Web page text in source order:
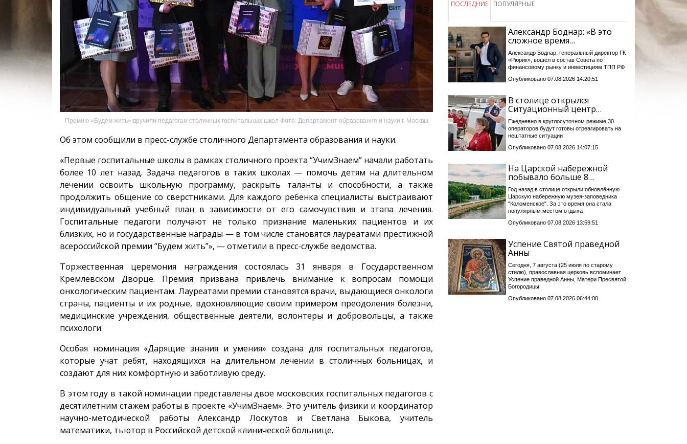
Премию «Будем жить» вручили педагогам столичных госпитальных школ Фото: Департамент образования и науки г. Москвы
Об этом сообщили в пресс-службе столичного Департамента образования и науки.
«Первые госпитальные школы в рамках столичного проекта “УчимЗнаем” начали работать
более 10 лет назад. Задача педагогов в таких школах — помочь детям на длительном
лечении освоить школьную программу, раскрыть таланты и способности, а также
продолжить общение со сверстниками. Для каждого ребенка специалисты выстраивают
индивидуальный учебный план в зависимости от его самочувствия и этапа лечения.
Госпитальные педагоги получают не только признание маленьких пациентов и их
близких, но и государственные награды — в том числе становятся лауреатами престижной
всероссийской премии “Будем жить”», — отметили в пресс-службе ведомства.
Торжественная церемония награждения состоялась 31 января в Государственном
Кремлевском Дворце. Премия призвана привлечь внимание к вопросам помощи
онкологическим пациентам. Лауреатами премии становятся врачи, выдающиеся онкологи
страны, пациенты и их родные, вдохновляющие своим примером преодоления болезни,
медицинские учреждения, общественные деятели, волонтеры и добровольцы, а также
психологи.
Особая номинация «Дарящие знания и умения» создана для госпитальных педагогов,
которые учат ребят, находящихся на длительном лечении в столичных больницах, и
создают для них комфортную и заботливую среду.
В этом году в такой номинации представлены двое московских госпитальных педагогов с
десятилетним стажем работы в проекте «УчимЗнаем». Это учитель физики и координатор
научно-методической работы Александр Лоскутов и Светлана Быкова, учитель
математики, тьютор в Российской детской клинической больнице.
ПОСЛЕДНИЕ ПОПУЛЯРНЫЕ
Александр Боднар: «В это
сложное время…
Александр Боднар, генеральный директор ГК
«Рюрик», вошёл в состав Совета по
финансовому рынку и инвестициям ТПП РФ
Опубликовано 07.08.2026 14:20:51
В столице открылся
Ситуационный центр…
Ежедневно в круглосуточном режиме 30
операторов будут готовы отреагировать на
нештатные ситуации
Опубликовано 07.08.2026 14:07:15
На Царской набережной
побывало больше 8…
Год назад в столице открыли обновлённую
Царскую набережную музея-заповедника
"Коломенское". За это время она стала
популярным местом отдыха
Опубликовано 07.08.2026 13:59:51
Успение Святой праведной
Анны
Сегодня, 7 августа (25 июля по старому
стилю), православная церковь вспоминает
Успение праведной Анны, Матери Пресвятой
Богородицы
Опубликовано 07.08.2026 06:44:00